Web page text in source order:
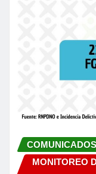
COMUNICADOS
MONITOREO